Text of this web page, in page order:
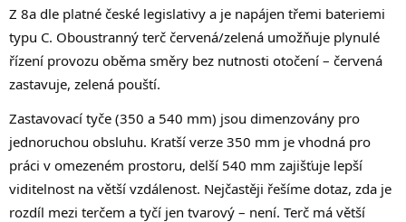
Z 8a dle platné české legislativy a je napájen třemi bateriemi
typu C. Oboustranný terč červená/zelená umožňuje plynulé
řízení provozu oběma směry bez nutnosti otočení – červená
zastavuje, zelená pouští.
Zastavovací tyče (350 a 540 mm) jsou dimenzovány pro
jednoruchou obsluhu. Kratší verze 350 mm je vhodná pro
práci v omezeném prostoru, delší 540 mm zajišťuje lepší
viditelnost na větší vzdálenost. Nejčastěji řešíme dotaz, zda je
rozdíl mezi terčem a tyčí jen tvarový – není. Terč má větší